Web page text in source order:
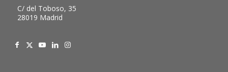
C/ del Toboso, 35
28019 Madrid